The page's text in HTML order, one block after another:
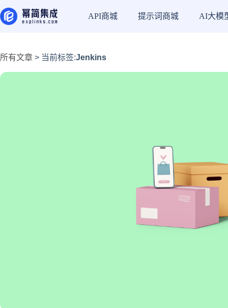
API商城 提示词商城 AI大模
所有文章 > 当前标签:Jenkins